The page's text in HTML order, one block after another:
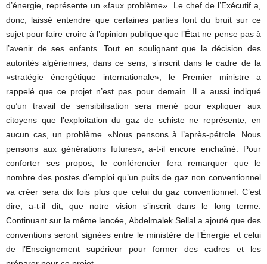
d’énergie, représente un «faux problème». Le chef de l’Exécutif a,
donc, laissé entendre que certaines parties font du bruit sur ce
sujet pour faire croire à l’opinion publique que l’État ne pense pas à
l’avenir de ses enfants. Tout en soulignant que la décision des
autorités algériennes, dans ce sens, s’inscrit dans le cadre de la
«stratégie énergétique internationale», le Premier ministre a
rappelé que ce projet n’est pas pour demain. Il a aussi indiqué
qu’un travail de sensibilisation sera mené pour expliquer aux
citoyens que l’exploitation du gaz de schiste ne représente, en
aucun cas, un problème. «Nous pensons à l’après-pétrole. Nous
pensons aux générations futures», a-t-il encore enchaîné. Pour
conforter ses propos, le conférencier fera remarquer que le
nombre des postes d’emploi qu’un puits de gaz non conventionnel
va créer sera dix fois plus que celui du gaz conventionnel. C’est
dire, a-t-il dit, que notre vision s’inscrit dans le long terme.
Continuant sur la même lancée, Abdelmalek Sellal a ajouté que des
conventions seront signées entre le ministère de l’Énergie et celui
de l’Enseignement supérieur pour former des cadres et les